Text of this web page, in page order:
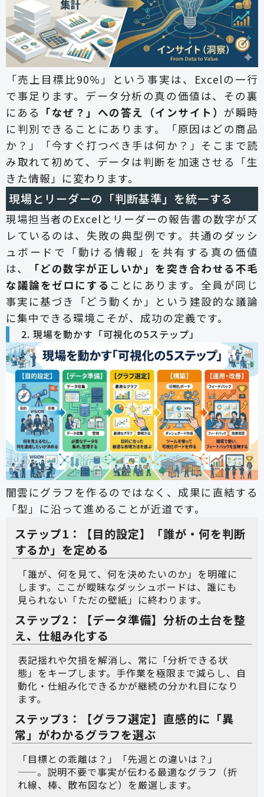
「売上目標比90%」という事実は、Excelの一行
で事足ります。データ分析の真の価値は、その裏
にある 「なぜ？」への答え（インサイト） が瞬時
に判別できることにあります。「原因はどの商品
か？」「今すぐ打つべき手は何か？」そこまで読
み取れて初めて、データは判断を加速させる「生
きた情報」に変わります。
現場とリーダーの「判断基準」を統一する
現場担当者のExcelとリーダーの報告書の数字がズ
レているのは、失敗の典型例です。共通のダッシ
ュボードで「動ける情報」を共有する真の価値
は、
「どの数字が正しいか」を突き合わせる不毛
な議論をゼロにする ことにあります。全員が同じ
事実に基づき「どう動くか」という建設的な議論
に集中できる環境こそが、成功の定義です。
2. 現場を動かす「可視化の5ステップ」
闇雲にグラフを作るのではなく、成果に直結する
「型」に沿って進めることが近道です。
ステップ1：【目的設定】「誰が・何を判断
するか」を定める
「誰が、何を見て、何を決めたいのか」を明確に
します。ここが曖昧なダッシュボードは、誰にも
見られない「ただの壁紙」に終わります。
ステップ2：【データ準備】分析の土台を整
え、仕組み化する
表記揺れや欠損を解消し、常に「分析できる状
態」をキープします。手作業を極限まで減らし、自
動化・仕組み化できるかが継続の分かれ目になり
ます。
ステップ3：【グラフ選定】直感的に「異
常」がわかるグラフを選ぶ
「目標との乖離は？」「先週との違いは？」
——。説明不要で事実が伝わる最適なグラフ（折
れ線、棒、散布図など）を厳選します。